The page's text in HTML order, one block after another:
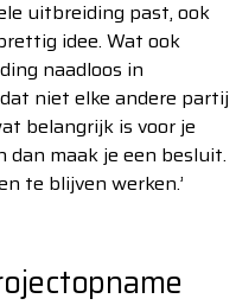
uitbreiding past, ook
idee. Wat ook
naadloos in
niet elke andere partij
belangrijk is voor je
maak je een besluit.
te blijven werken.’